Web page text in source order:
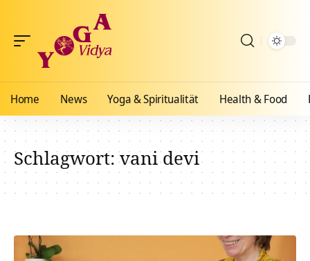
Home News Yoga & Spiritualität Health & Food
Schlagwort:vani devi